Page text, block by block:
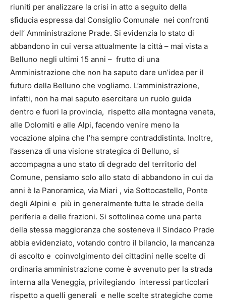
riuniti per analizzare la crisi in atto a seguito della
sfiducia espressa dal Consiglio Comunale nei confronti
dell’ Amministrazione Prade. Si evidenzia lo stato di
abbandono in cui versa attualmente la città – mai vista a
Belluno negli ultimi 15 anni – frutto di una
Amministrazione che non ha saputo dare un’idea per il
futuro della Belluno che vogliamo. L’amministrazione,
infatti, non ha mai saputo esercitare un ruolo guida
dentro e fuori la provincia, rispetto alla montagna veneta,
alle Dolomiti e alle Alpi, facendo venire meno la
vocazione alpina che l’ha sempre contraddistinta. Inoltre,
l’assenza di una visione strategica di Belluno, si
accompagna a uno stato di degrado del territorio del
Comune, pensiamo solo allo stato di abbandono in cui da
anni è la Panoramica, via Miari , via Sottocastello, Ponte
degli Alpini e più in generalmente tutte le strade della
periferia e delle frazioni. Si sottolinea come una parte
della stessa maggioranza che sosteneva il Sindaco Prade
abbia evidenziato, votando contro il bilancio, la mancanza
di ascolto e coinvolgimento dei cittadini nelle scelte di
ordinaria amministrazione come è avvenuto per la strada
interna alla Veneggia, privilegiando interessi particolari
rispetto a quelli generali e nelle scelte strategiche come